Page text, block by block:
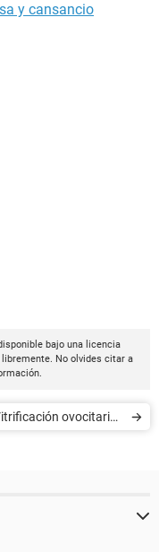
y cansancio
bajo una licencia
No olvides citar a
ovocitaria -